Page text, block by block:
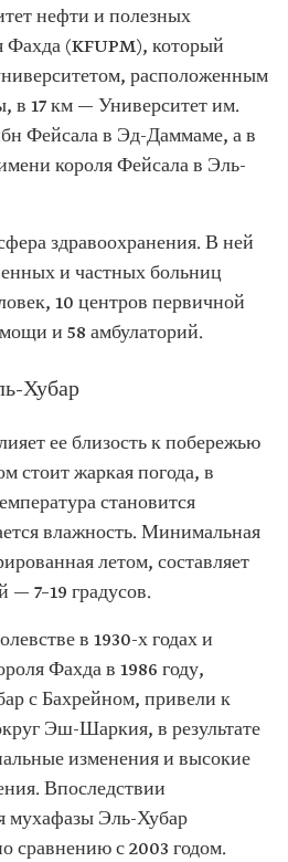
нефти и полезных
Фахда (KFUPM), который
расположенным
в 17 км — Университет им.
Фейсала в Эд-Даммаме, а в
короля Фейсала в Эль-
здравоохранения. В ней
и частных больниц
10 центров первичной
и 58 амбулаторий.
Хубар
ее близость к побережью
стоит жаркая погода, в
становится
влажность. Минимальная
летом, составляет
— 7–19 градусов.
в 1930-х годах и
Фахда в 1986 году,
с Бахрейном, привели к
Эш-Шаркия, в результате
изменения и высокие
Впоследствии
мухафазы Эль-Хубар
сравнению с 2003 годом.